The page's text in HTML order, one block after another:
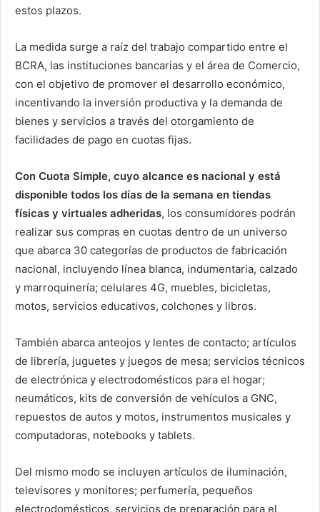
estos plazos.
La medida surge a raíz del trabajo compartido entre el
BCRA, las instituciones bancarias y el área de Comercio,
con el objetivo de promover el desarrollo económico,
incentivando la inversión productiva y la demanda de
bienes y servicios a través del otorgamiento de
facilidades de pago en cuotas fijas.
Con Cuota Simple, cuyo alcance es nacional y está
disponible todos los días de la semana en tiendas
físicas y virtuales adheridas, los consumidores podrán
realizar sus compras en cuotas dentro de un universo
que abarca 30 categorías de productos de fabricación
nacional, incluyendo línea blanca, indumentaria, calzado
y marroquinería; celulares 4G, muebles, bicicletas,
motos, servicios educativos, colchones y libros.
También abarca anteojos y lentes de contacto; artículos
de librería, juguetes y juegos de mesa; servicios técnicos
de electrónica y electrodomésticos para el hogar;
neumáticos, kits de conversión de vehículos a GNC,
repuestos de autos y motos, instrumentos musicales y
computadoras, notebooks y tablets.
Del mismo modo se incluyen artículos de iluminación,
televisores y monitores; perfumería, pequeños
electrodomésticos, servicios de preparación para el